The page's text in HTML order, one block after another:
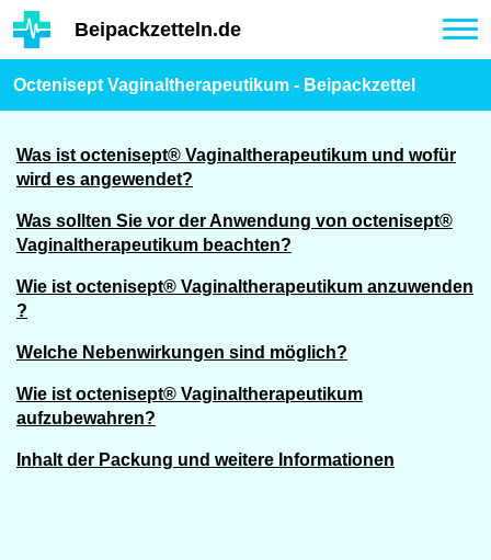
Hauptinhalt
Beipackzetteln.de
Octenisept Vaginaltherapeutikum - Beipackzettel
Was ist octenisept® Vaginaltherapeutikum und wofür
wird es angewendet?
Was sollten Sie vor der Anwendung von octenisept®
Vaginaltherapeutikum beachten?
Wie ist octenisept® Vaginaltherapeutikum anzuwenden
?
Welche Nebenwirkungen sind möglich?
Wie ist octenisept® Vaginaltherapeutikum
aufzubewahren?
Inhalt der Packung und weitere Informationen